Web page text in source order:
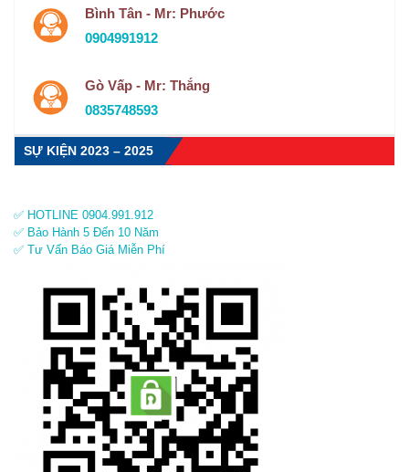
Bình Tân - Mr: Phước
0904991912
Gò Vấp - Mr: Thắng
0835748593
SỰ KIỆN 2023 – 2025
✅ HOTLINE 0904.991.912
✅ Bảo Hành 5 Đến 10 Năm
✅ Tư Vấn Báo Giá Miễn Phí